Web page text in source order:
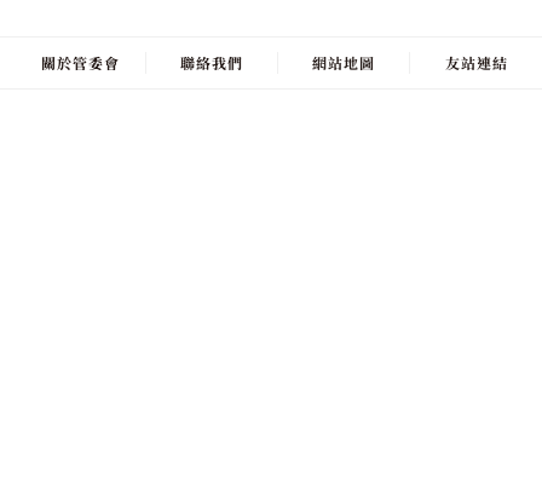
關於管委會 聯絡我們 網站地圖 友站連結